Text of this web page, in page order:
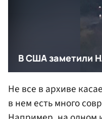
Не все в архиве
в нем есть много